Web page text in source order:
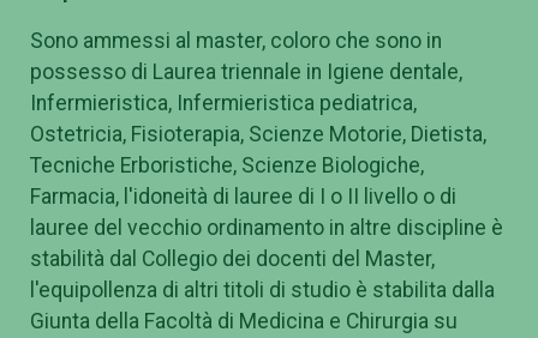
Sono ammessi al master, coloro che sono in
possesso di Laurea triennale in Igiene dentale,
Infermieristica, Infermieristica pediatrica,
Ostetricia, Fisioterapia, Scienze Motorie, Dietista,
Tecniche Erboristiche, Scienze Biologiche,
Farmacia, l'idoneità di lauree di I o II livello o di
lauree del vecchio ordinamento in altre discipline è
stabilità dal Collegio dei docenti del Master,
l'equipollenza di altri titoli di studio è stabilita dalla
Giunta della Facoltà di Medicina e Chirurgia su